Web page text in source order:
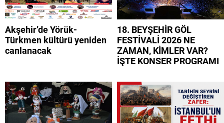
Akşehir’de Yörük-
Türkmen kültürü yeniden
canlanacak
18. BEYŞEHİR GÖL
FESTİVALİ 2026 NE
ZAMAN, KİMLER VAR?
İŞTE KONSER PROGRAMI